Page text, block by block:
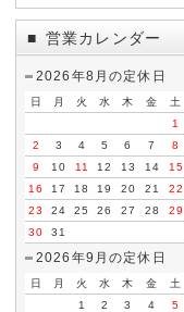
■ 営業カレンダー
2026年8月の定休日
日 月 火 水 木 金
土
1
2
3 4 5 6 7
8
9
10 11 12 13 14
15
16
17 18 19 20 21
22
23
24 25 26 27 28
29
30
31
2026年9月の定休日
日 月 火 水 木 金
土
1
2 3 4
5